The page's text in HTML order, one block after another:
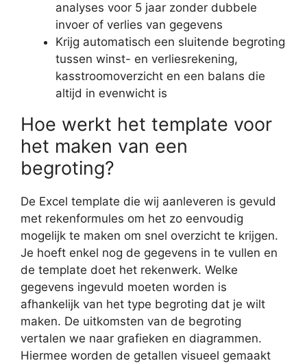
analyses voor 5 jaar zonder dubbele
invoer of verlies van gegevens
Krijg automatisch een sluitende begroting
tussen winst- en verliesrekening,
kasstroomoverzicht en een balans die
altijd in evenwicht is
Hoe werkt het template voor
het maken van een
begroting?
De Excel template die wij aanleveren is gevuld
met rekenformules om het zo eenvoudig
mogelijk te maken om snel overzicht te krijgen.
Je hoeft enkel nog de gegevens in te vullen en
de template doet het rekenwerk. Welke
gegevens ingevuld moeten worden is
afhankelijk van het type begroting dat je wilt
maken. De uitkomsten van de begroting
vertalen we naar grafieken en diagrammen.
Hiermee worden de getallen visueel gemaakt